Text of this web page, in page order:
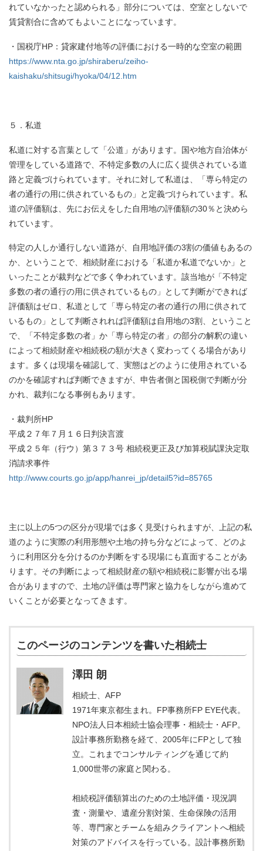
れていなかったと認められる」部分については、空室としないで
賃貸割合に含めてもよいことになっています。
・国税庁HP：貸家建付地等の評価における一時的な空室の範囲
https://www.nta.go.jp/shiraberu/zeiho-
kaishaku/shitsugi/hyoka/04/12.htm
５．私道
私道に対する言葉として「公道」があります。国や地方自治体が
管理をしている道路で、不特定多数の人に広く提供されている道
路と定義づけられています。それに対して私道は、「専ら特定の
者の通行の用に供されているもの」と定義づけられています。私
道の評価額は、先にお伝えをした自用地の評価額の30％と決めら
れています。
特定の人しか通行しない道路が、自用地評価の3割の価値もあるの
か、ということで、相続財産における「私道か私道でないか」と
いったことが裁判などで多く争われています。該当地が「不特定
多数の者の通行の用に供されているもの」として判断ができれば
評価額はゼロ、私道として「専ら特定の者の通行の用に供されて
いるもの」として判断されれば評価額は自用地の3割、ということ
で、「不特定多数の者」か「専ら特定の者」の部分の解釈の違い
によって相続財産や相続税の額が大きく変わってくる場合があり
ます。多くは現場を確認して、実態はどのように使用されている
のかを確認すれば判断できますが、申告者側と国税側で判断が分
かれ、裁判になる事例もあります。
・裁判所HP
平成２７年７月１６日判決言渡
平成２５年（行ウ）第３７３号 相続税更正及び加算税賦課決定取
消請求事件
http://www.courts.go.jp/app/hanrei_jp/detail5?id=85765
主に以上の5つの区分が現場では多く見受けられますが、上記の私
道のように実際の利用形態や土地の持ち分などによって、どのよ
うに利用区分を分けるのか判断をする現場にも直面することがあ
ります。その判断によって相続財産の額や相続税に影響が出る場
合がありますので、土地の評価は専門家と協力をしながら進めて
いくことが必要となってきます。
このページのコンテンツを書いた相続士
澤田 朗
相続士、AFP
1971年東京都生まれ。FP事務所FP EYE代表。
NPO法人日本相続士協会理事・相続士・AFP。
設計事務所勤務を経て、2005年にFPとして独
立。これまでコンサルティングを通じて約
1,000世帯の家庭と関わる。
相続税評価額算出のための土地評価・現況調
査・測量や、遺産分割対策、生命保険の活用
等、専門家とチームを組みクライアントへ相続
対策のアドバイスを行っている。設計事務所勤